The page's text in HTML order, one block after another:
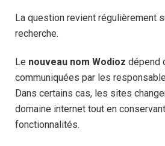
La question revient régulièrement
recherche.
Le nouveau nom Wodioz dépend
communiquées par les
Dans certains cas, les sites
domaine internet tout en
fonctionnalités.